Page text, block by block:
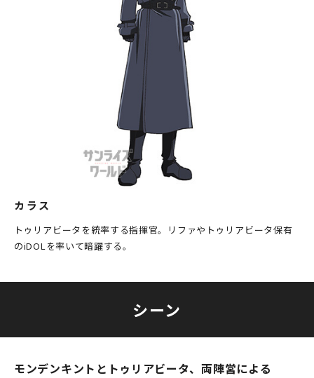
カラス
トゥリアビータを統率する指揮官。リファやトゥリアビータ保有
のiDOLを率いて暗躍する。
シーン
モンデンキントとトゥリアビータ、両陣営による